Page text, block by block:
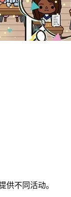
供不同活动。